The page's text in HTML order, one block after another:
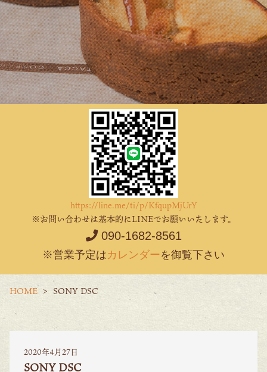
https://line.me/ti/p/KfqupMjUrY
※お問い合わせは基本的にLINEでお願いいたします。
090-1682-8561
※営業予定はカレンダーを御覧下さい
HOME SONY DSC
2020年4月27日
SONY DSC